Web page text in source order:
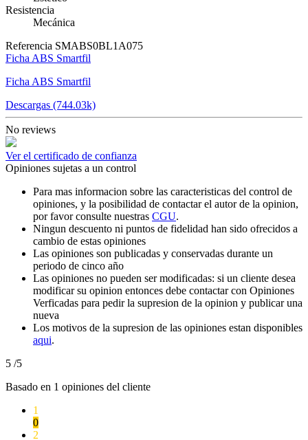
Resistencia
Mecánica
Referencia SMABS0BL1A075
Ficha ABS Smartfil
Ficha ABS Smartfil
Descargas (744.03k)
No reviews
Ver el certificado de confianza
Opiniones sujetas a un control
Para mas informacion sobre las caracteristicas del control de
opiniones, y la posibilidad de contactar el autor de la opinion,
por favor consulte nuestras CGU.
Ningun descuento ni puntos de fidelidad han sido ofrecidos a
cambio de estas opiniones
Las opiniones son publicadas y conservadas durante un
periodo de cinco año
Las opiniones no pueden ser modificadas: si un cliente desea
modificar su opinion entonces debe contactar con Opiniones
Verficadas para pedir la supresion de la opinion y publicar una
nueva
Los motivos de la supresion de las opiniones estan disponibles
aqui.
5 /5
Basado en 1 opiniones del cliente
1
0
2